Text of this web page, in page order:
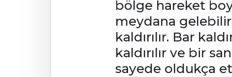
bölge hareket
meydana
kaldırılır. Bar
kaldırılır ve bir
sayede oldukça